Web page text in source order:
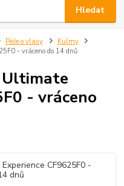
Hledat
Péče o vlasy
Kulmy
- vráceno do 14 dnů
- vráceno